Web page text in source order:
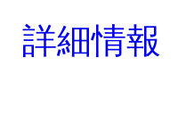
詳細情報